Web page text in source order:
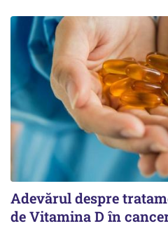
Adevărul despre
de Vitamina D în